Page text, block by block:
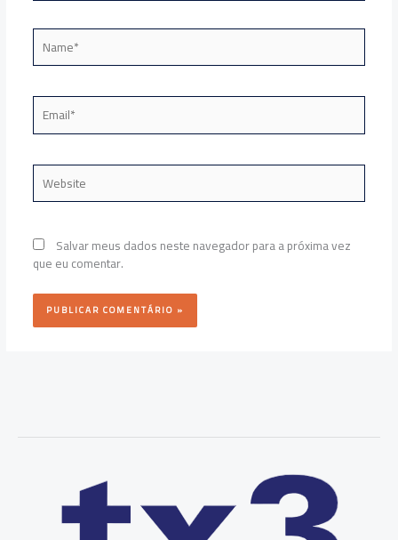
Name*
Email*
Website
Salvar meus dados neste navegador para a próxima vez
que eu comentar.